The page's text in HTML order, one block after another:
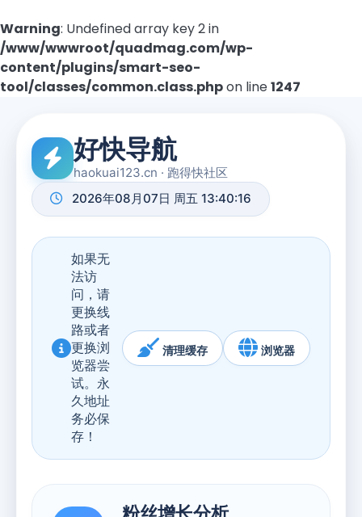
Warning: Undefined array key 2 in
/www/wwwroot/quadmag.com/wp-
content/plugins/smart-seo-
tool/classes/common.class.phpon line1247